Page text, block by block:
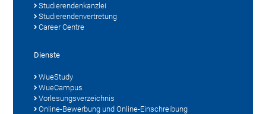
Studierendenkanzlei
Studierendenvertretung
Career Centre
Dienste
WueStudy
WueCampus
Vorlesungsverzeichnis
Online-Bewerbung und Online-Einschreibung